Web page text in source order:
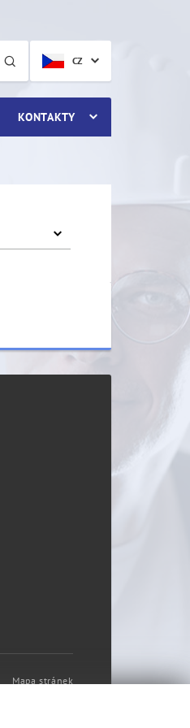
CZ
KONTAKTY
Mapa stránek